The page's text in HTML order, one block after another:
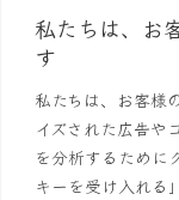
私たちは、お
す
私たちは、お客様
イズされた広告や
を分析するために
キーを受け入れる